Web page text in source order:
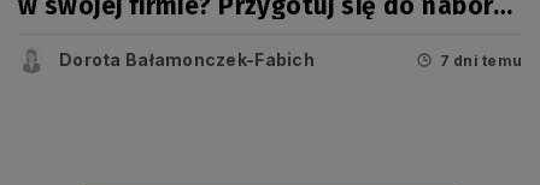
Dorota Bałamonczek-Fabich 7 dni temu